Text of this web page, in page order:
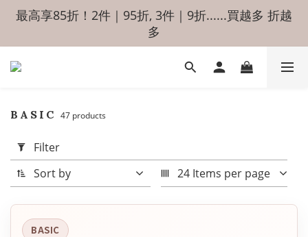
最高享85折！2件｜95折, 3件｜9折......買越多 折越
多
Filter
(0/20)
Price
(NT$)
BASIC 47 products
Filter
Sort by
24 Items per page
BASIC